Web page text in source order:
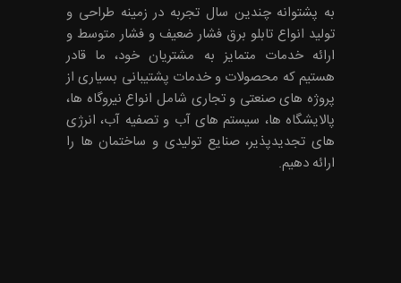
به پشتوانه چندین سال تجربه در زمینه طراحی و
تولید انواع تابلو برق فشار ضعیف و فشار متوسط و
ارائه خدمات متمایز به مشتریان خود، ما قادر
هستیم که محصولات و خدمات پشتیبانی بسیاری از
پروژه های صنعتی و تجاری شامل انواع نیروگاه ها،
پالایشگاه ها، سیستم های آب و تصفیه آب، انرژی
های تجدیدپذیر، صنایع تولیدی و ساختمان ها را
ارائه دهیم.